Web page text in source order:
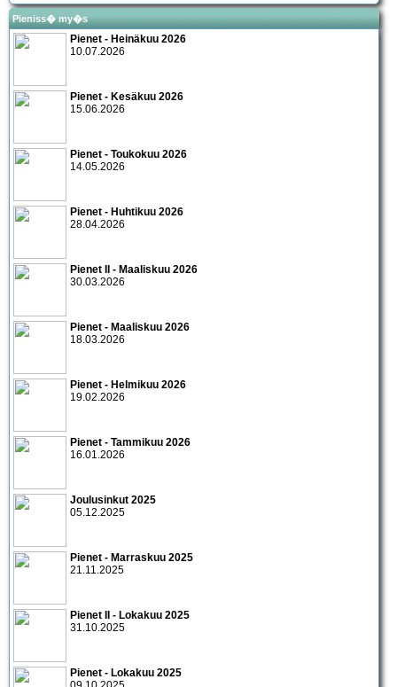
Pieniss� my�s
Pienet - Heinäkuu 2026
10.07.2026
Pienet - Kesäkuu 2026
15.06.2026
Pienet - Toukokuu 2026
14.05.2026
Pienet - Huhtikuu 2026
28.04.2026
Pienet II - Maaliskuu 2026
30.03.2026
Pienet - Maaliskuu 2026
18.03.2026
Pienet - Helmikuu 2026
19.02.2026
Pienet - Tammikuu 2026
16.01.2026
Joulusinkut 2025
05.12.2025
Pienet - Marraskuu 2025
21.11.2025
Pienet II - Lokakuu 2025
31.10.2025
Pienet - Lokakuu 2025